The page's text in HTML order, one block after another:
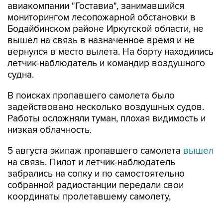
авиакомпании "Гоставиа", занимавшийся
мониторингом лесопожарной обстановки в
Бодайбинском районе Иркутской области, не
вышел на связь в назначенное время и не
вернулся в место вылета. На борту находились
летчик-наблюдатель и командир воздушного
судна.
В поисках пропавшего самолета было
задействовано несколько воздушных судов.
Работы осложняли туман, плохая видимость и
низкая облачность.
5 августа экипаж пропавшего самолета вышел
на связь. Пилот и летчик-наблюдатель
забрались на сопку и по самостоятельно
собранной радиостанции передали свои
координаты пролетавшему самолету,